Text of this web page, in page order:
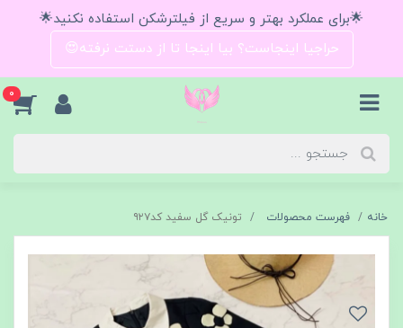
🌟برای عملکرد بهتر و سریع از فیلترشکن استفاده نکنید🌟
حراجیا اینجاست؟ بیا اینجا تا از دستت نرفته😍
0
خانه فهرست محصولات تونیک گل سفید کد۹۲۷